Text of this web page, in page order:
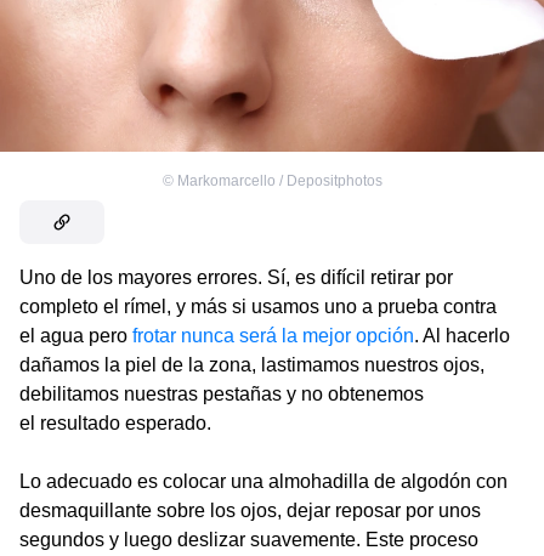
© Markomarcello / Depositphotos
Uno de los mayores errores. Sí, es difícil retirar por
completo el rímel, y más si usamos uno a prueba contra
el agua pero frotar nunca será la mejor opción. Al hacerlo
dañamos la piel de la zona, lastimamos nuestros ojos,
debilitamos nuestras pestañas y no obtenemos
el resultado esperado.
Lo adecuado es colocar una almohadilla de algodón con
desmaquillante sobre los ojos, dejar reposar por unos
segundos y luego deslizar suavemente. Este proceso